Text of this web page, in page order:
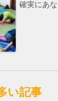
確実にあ
い記事